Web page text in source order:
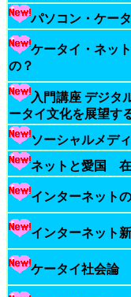
パソコン・ケー
ケータイ・ネッ
の？
入門講座 デジタ
ータイ文化を展望す
ソーシャルメデ
ネットと愛国 在
インターネット
インターネット
ケータイ社会論